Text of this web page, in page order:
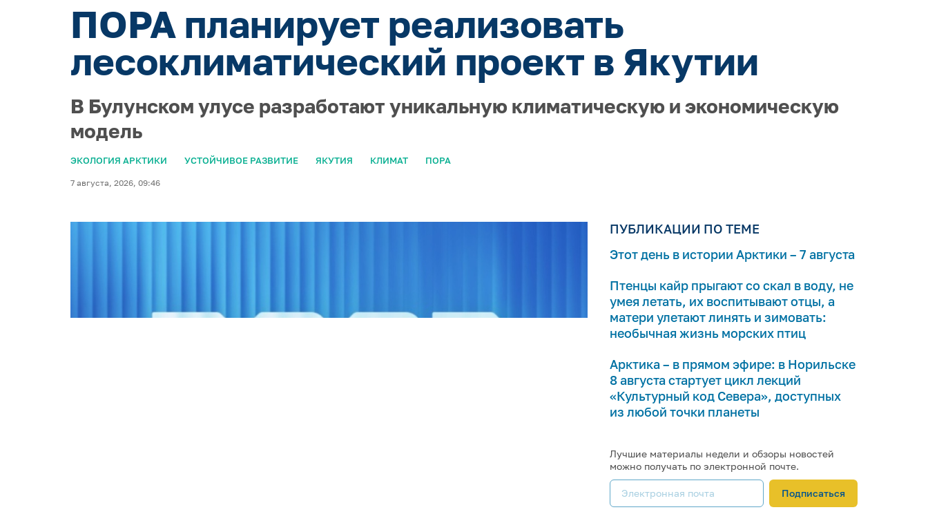
ПОРА планирует реализовать
лесоклиматический проект в Якутии
В Булунском улусе разработают уникальную климатическую и экономическую
модель
ЭКОЛОГИЯ АРКТИКИ УСТОЙЧИВОЕ РАЗВИТИЕ ЯКУТИЯ КЛИМАТ ПОРА
7 августа, 2026, 09:46
ПУБЛИКАЦИИ ПО ТЕМЕ
Этот день в истории Арктики – 7 августа
Птенцы кайр прыгают со скал в воду, не
умея летать, их воспитывают отцы, а
матери улетают линять и зимовать:
необычная жизнь морских птиц
Арктика – в прямом эфире: в Норильске
8 августа стартует цикл лекций
«Культурный код Севера», доступных
из любой точки планеты
Лучшие материалы недели и обзоры новостей
можно получать по электронной почте.
Подписаться